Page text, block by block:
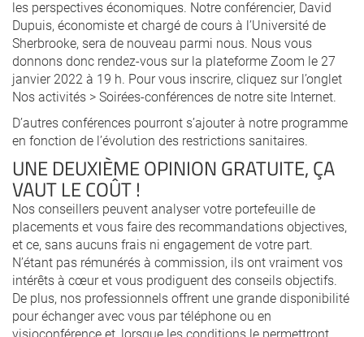
les perspectives économiques. Notre conférencier, David
Dupuis, économiste et chargé de cours à l’Université de
Sherbrooke, sera de nouveau parmi nous. Nous vous
donnons donc rendez-vous sur la plateforme Zoom le 27
janvier 2022 à 19 h. Pour vous inscrire, cliquez sur l’onglet
Nos activités > Soirées-conférences de notre site Internet.
D’autres conférences pourront s’ajouter à notre programme
en fonction de l’évolution des restrictions sanitaires.
UNE DEUXIÈME OPINION GRATUITE, ÇA
VAUT LE COÛT !
Nos conseillers peuvent analyser votre portefeuille de
placements et vous faire des recommandations objectives,
et ce, sans aucuns frais ni engagement de votre part.
N’étant pas rémunérés à commission, ils ont vraiment vos
intérêts à cœur et vous prodiguent des conseils objectifs.
De plus, nos professionnels offrent une grande disponibilité
pour échanger avec vous par téléphone ou en
visioconférence et, lorsque les conditions le permettront,